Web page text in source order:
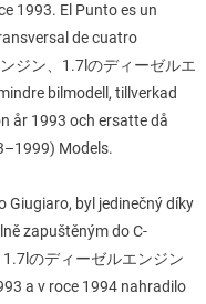
1993. El Punto es un
de cuatro
ジン、1.7lのディーゼルエ
bilmodell, tillverkad
år 1993 och ersatte då
Models.
Giugiaro, byl jedinečný díky
zapuštěným do C-
のディーゼルエンジン
a v roce 1994 nahradilo